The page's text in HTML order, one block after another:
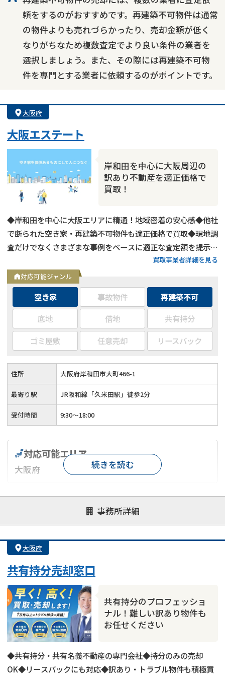
頼をするのがおすすめです。再建築不可物件は通常
の物件よりも売れづらかったり、売却金額が低く
なりがちなため複数査定でより良い条件の業者を
選択しましょう。また、その際には再建築不可物
件を専門とする業者に依頼するのがポイントです。
大阪府
大阪エステート
岸和田を中心に大阪周辺の
訳あり不動産を適正価格で
買取！
◆岸和田を中心に大阪エリアに精通！地域密着の安心感◆他社
で断られた空き家・再建築不可物件も適正価格で買取◆現地調
査だけでなくさまざまな事例をベースに適正な査定額を提示◆
残置物もそのまま引取で無駄なコストを抑えられる買取事業者詳細を見る
対応可能ジャンル
空き家 事故物件
再建築不可
底地
借地
共有持分
ゴミ屋敷
任意売却 リースバック
住所 大阪府岸和田市大町466-1
最寄り駅 JR阪和線「久米田駅」徒歩2分
受付時間 9:30〜18:00
事務所詳細
対応可能エリア
大阪府
対応が親身 オンライン面談可能
レスポンスが早い
1億円以上の買取可
続きを読む
大阪府
共有持分売却窓口
共有持分のプロフェッショ
ナル！難しい訳あり物件も
お任せください
◆共有持分・共有名義不動産の専門会社◆持分のみの売却
OK◆リースバックにも対応◆訳あり・トラブル物件も積極買